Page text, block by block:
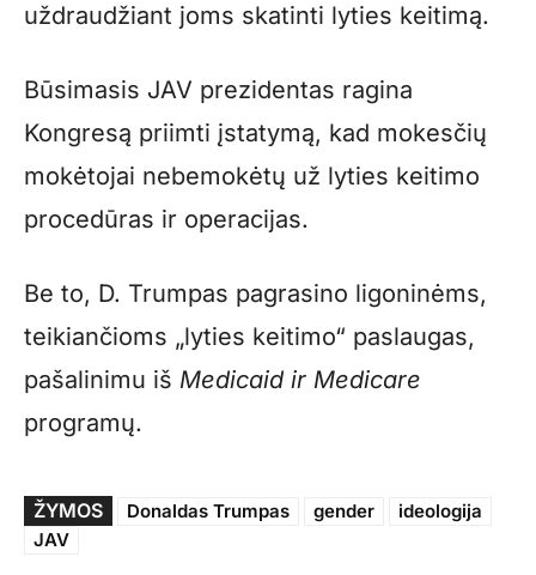
uždraudžiant joms skatinti lyties keitimą.
Būsimasis JAV prezidentas ragina
Kongresą priimti įstatymą, kad mokesčių
mokėtojai nebemokėtų už lyties keitimo
procedūras ir operacijas.
Be to, D. Trumpas pagrasino ligoninėms,
teikiančioms „lyties keitimo“ paslaugas,
pašalinimu iš Medicaid ir Medicare
programų.
ŽYMOS Donaldas Trumpas gender
ideologija
JAV